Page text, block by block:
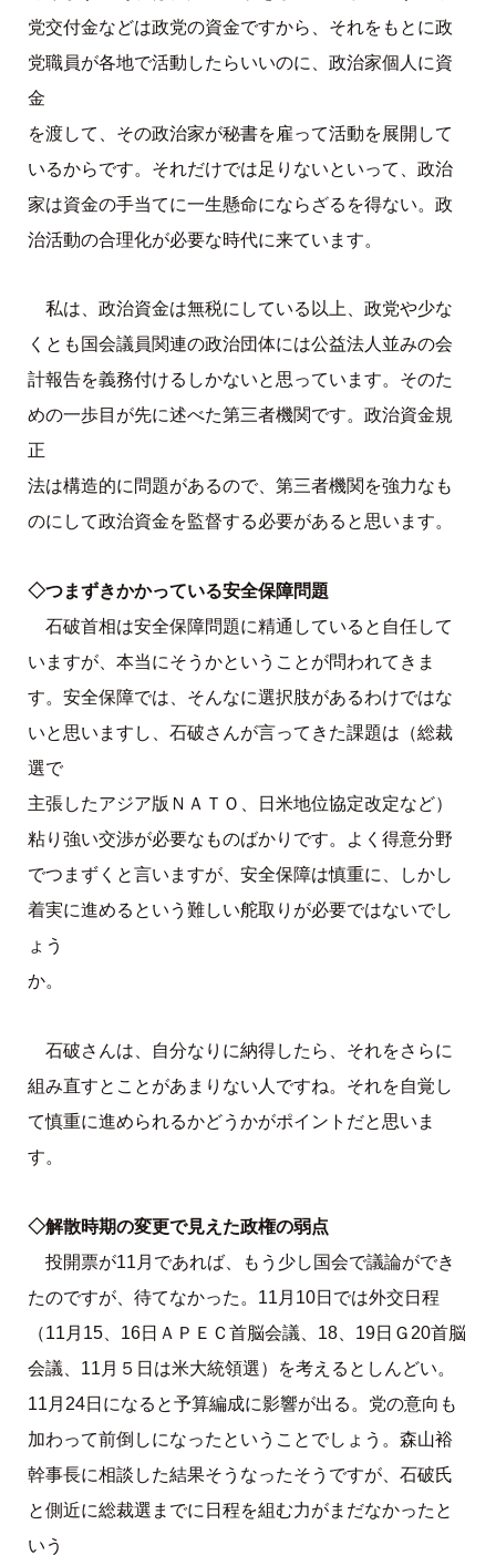
党交付金などは政党の資金ですから、それをもとに政
党職員が各地で活動したらいいのに、政治家個人に資
金
を渡して、その政治家が秘書を雇って活動を展開して
いるからです。それだけでは足りないといって、政治
家は資金の手当てに一生懸命にならざるを得ない。政
治活動の合理化が必要な時代に来ています。
私は、政治資金は無税にしている以上、政党や少な
くとも国会議員関連の政治団体には公益法人並みの会
計報告を義務付けるしかないと思っています。そのた
めの一歩目が先に述べた第三者機関です。政治資金規
正
法は構造的に問題があるので、第三者機関を強力なも
のにして政治資金を監督する必要があると思います。
◇つまずきかかっている安全保障問題
石破首相は安全保障問題に精通していると自任して
いますが、本当にそうかということが問われてきま
す。安全保障では、そんなに選択肢があるわけではな
いと思いますし、石破さんが言ってきた課題は（総裁
選で
主張したアジア版ＮＡＴＯ、日米地位協定改定など）
粘り強い交渉が必要なものばかりです。よく得意分野
でつまずくと言いますが、安全保障は慎重に、しかし
着実に進めるという難しい舵取りが必要ではないでし
ょう
か。
石破さんは、自分なりに納得したら、それをさらに
組み直すとことがあまりない人ですね。それを自覚し
て慎重に進められるかどうかがポイントだと思いま
す。
◇解散時期の変更で見えた政権の弱点
投開票が11月であれば、もう少し国会で議論ができ
たのですが、待てなかった。11月10日では外交日程
（11月15、16日ＡＰＥＣ首脳会議、18、19日Ｇ20首脳
会議、11月５日は米大統領選）を考えるとしんどい。
11月24日になると予算編成に影響が出る。党の意向も
加わって前倒しになったということでしょう。森山裕
幹事長に相談した結果そうなったそうですが、石破氏
と側近に総裁選までに日程を組む力がまだなかったと
いう